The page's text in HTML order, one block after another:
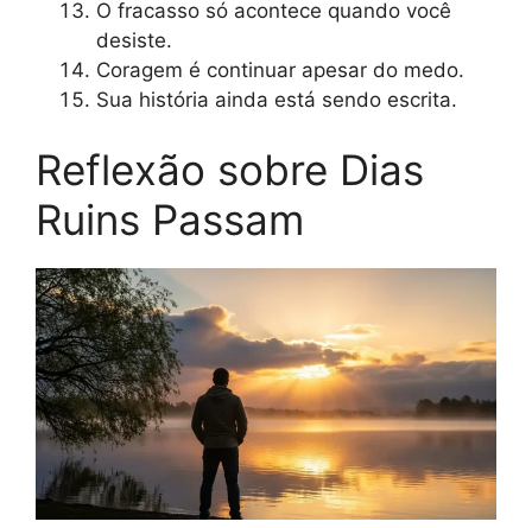
O fracasso só acontece quando você
desiste.
Coragem é continuar apesar do medo.
Sua história ainda está sendo escrita.
Reflexão sobre Dias
Ruins Passam